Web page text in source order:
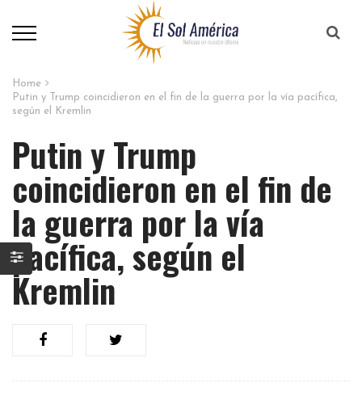
Home
Putin y Trump coincidieron en el fin de la guerra por la vía pacífica,
según el Kremlin
Putin y Trump
coincidieron en el fin de
la guerra por la vía
pacífica, según el
Kremlin